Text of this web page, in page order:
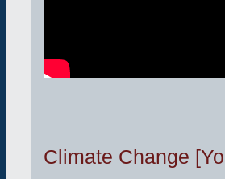
Climate Change